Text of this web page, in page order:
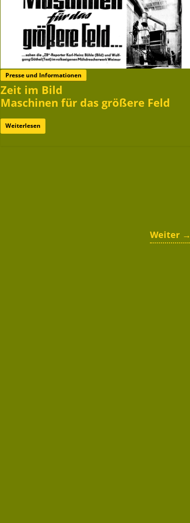
Presse und Informationen
Zeit im Bild
Maschinen für das größere Feld
Weiterlesen
Weiter →